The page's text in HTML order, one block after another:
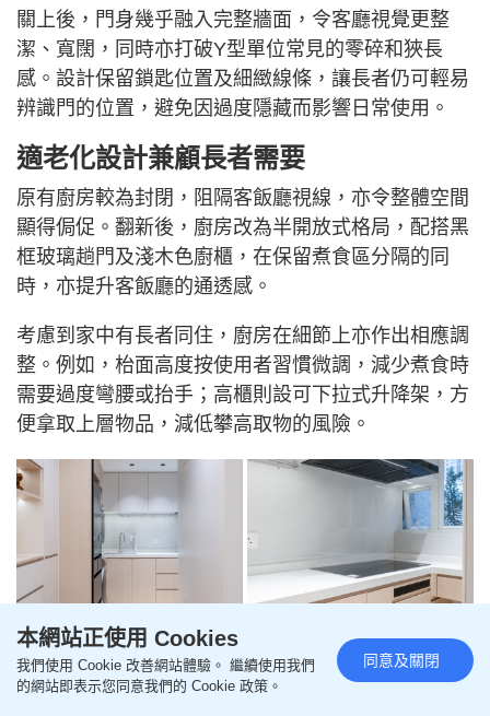
關上後，門身幾乎融入完整牆面，令客廳視覺更整
潔、寬闊，同時亦打破Y型單位常見的零碎和狹長
感。設計保留鎖匙位置及細緻線條，讓長者仍可輕易
辨識門的位置，避免因過度隱藏而影響日常使用。
適老化設計兼顧長者需要
原有廚房較為封閉，阻隔客飯廳視線，亦令整體空間
顯得侷促。翻新後，廚房改為半開放式格局，配搭黑
框玻璃趟門及淺木色廚櫃，在保留煮食區分隔的同
時，亦提升客飯廳的通透感。
考慮到家中有長者同住，廚房在細節上亦作出相應調
整。例如，枱面高度按使用者習慣微調，減少煮食時
需要過度彎腰或抬手；高櫃則設可下拉式升降架，方
便拿取上層物品，減低攀高取物的風險。
+4
本網站正使用 Cookies
我們使用 Cookie 改善網站體驗。 繼續使用我們
的網站即表示您同意我們的 Cookie 政策。
同意及關閉